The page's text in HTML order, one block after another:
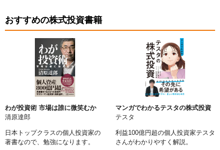
おすすめの株式投資書籍
わが投資術 市場は誰に微笑むか
清原達郎
日本トップクラスの個人投資家の
著書なので、勉強になります。
マンガでわかるテスタの株式投資
テスタ
利益100億円超の個人投資家テスタ
さんがわかりやすく解説。